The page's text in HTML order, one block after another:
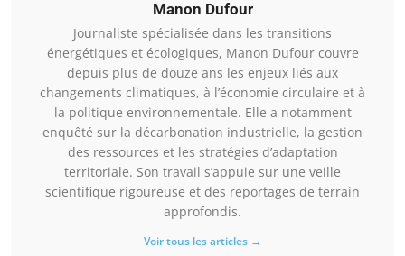
Manon Dufour
Journaliste spécialisée dans les transitions
énergétiques et écologiques, Manon Dufour couvre
depuis plus de douze ans les enjeux liés aux
changements climatiques, à l’économie circulaire et à
la politique environnementale. Elle a notamment
enquêté sur la décarbonation industrielle, la gestion
des ressources et les stratégies d’adaptation
territoriale. Son travail s’appuie sur une veille
scientifique rigoureuse et des reportages de terrain
approfondis.
Voir tous les articles →